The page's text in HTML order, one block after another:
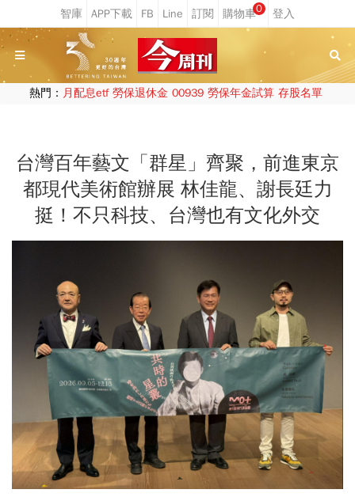
0
熱門： 月配息etf 勞保退休金 00939 勞保年金試算 存股名單
台灣百年藝文「群星」齊聚，前進東京
都現代美術館辦展 林佳龍、謝長廷力
挺！不只科技、台灣也有文化外交